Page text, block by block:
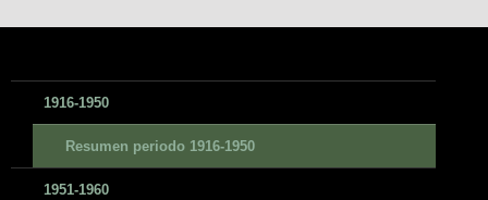
1916-1950
Resumen periodo 1916-1950
1951-1960